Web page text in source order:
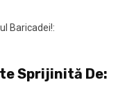
Baricadei!:
Sprijinită De: